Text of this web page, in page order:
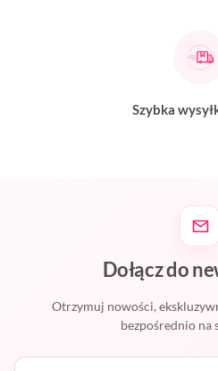
Szybka
Dołącz do
Otrzymuj nowości,
bezpośrednio na
Twój adres e-mail